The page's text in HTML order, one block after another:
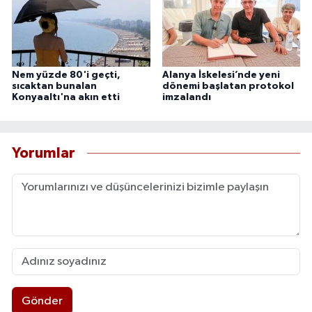
Nem yüzde 80'i geçti,
sıcaktan bunalan
Konyaaltı'na akın etti
Alanya İskelesi’nde yeni
dönemi başlatan protokol
imzalandı
Yorumlar
Gönder